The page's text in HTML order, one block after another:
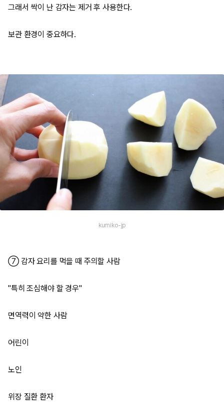
그래서 싹이 난 감자는 제거 후 사용한다.
보관 환경이 중요하다.
kumiko-jp
⑦ 감자 요리를 먹을 때 주의할 사람
"특히 조심해야 할 경우"
면역력이 약한 사람
어린이
노인
위장 질환 환자